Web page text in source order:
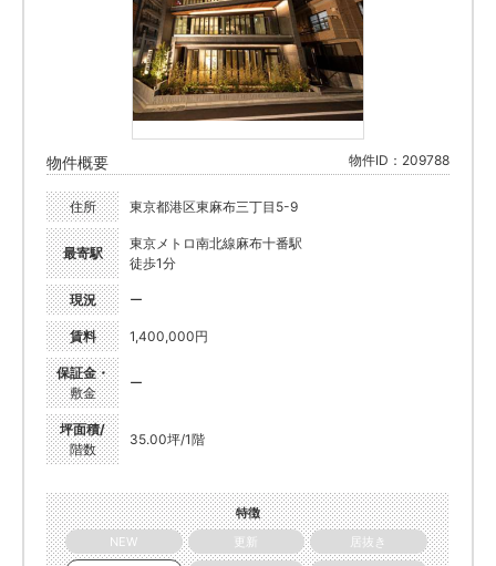
物件概要 物件ID：209788
住所 東京都港区東麻布三丁目5-9
最寄駅
東京メトロ南北線麻布十番駅
徒歩1分
現況 ー
賃料 1,400,000円
保証金・
敷金
ー
坪面積/
階数
35.00坪/1階
特徴
NEW
更新
居抜き